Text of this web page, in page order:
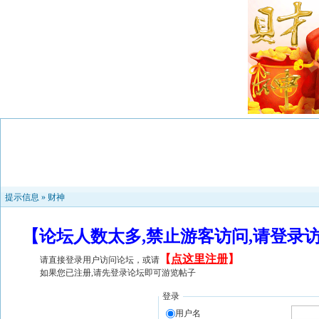
提示信息 » 财神
【论坛人数太多,禁止游客访问,请登
请直接登录用户访问论坛，或请 【 点这里注册】
如果您已注册,请先登录论坛即可游览帖子
登录
用户名